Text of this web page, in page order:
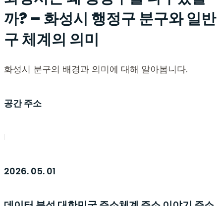
까? – 화성시 행정구 분구와 일반
구 체계의 의미
화성시 분구의 배경과 의미에 대해 알아봅니다.
공간 주소
2026. 05. 01